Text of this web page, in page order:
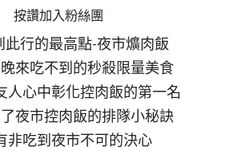
按讚加入粉絲團
此行的最高點-夜市爌肉飯
來吃不到的秒殺限量美食
人心中彰化控肉飯的第一名
夜市控肉飯的排隊小秘訣
非吃到夜市不可的決心